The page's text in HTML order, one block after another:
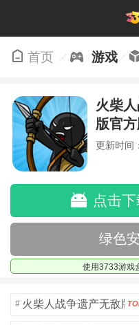
首页 游戏
火柴
版官
更新时间
点击
绿色
使用3733游戏
# 火柴人战争遗产无敌版